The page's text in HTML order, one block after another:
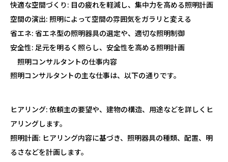
快適な空間づくり: 目の疲れを軽減し、集中力を高める照明計画
空間の演出: 照明によって空間の雰囲気をガラリと変える
省エネ: 省エネ型の照明器具の選定や、適切な照明制御
安全性: 足元を明るく照らし、安全性を高める照明計画
照明コンサルタントの仕事内容
照明コンサルタントの主な仕事は、以下の通りです。
ヒアリング: 依頼主の要望や、建物の構造、用途などを詳しくヒ
アリングします。
照明計画: ヒアリング内容に基づき、照明器具の種類、配置、明
るさなどを計画します。